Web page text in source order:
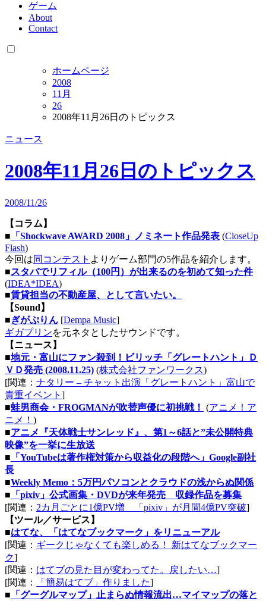
ゲーム
About
Contact
ホームページ
2008
11月
26
2008年11月26日のトピックス
ニュース
2008年11月26日のトピックス
2008/11/26
【コラム】
■ 「Shockwave AWARD 2008」ノミネート作品発表 (CloseUp
Flash)
今回は同コンテスト よりゲーム部門の5作品を紹介します。
■スタバでリフィル（100円）が出来るのを初めて知った件
(IDEA*IDEA)
■賃貸担当の不動産屋、として言いたい。
【Sound】
■ぎがぷりん [Dempa Music]
ギガプリンを元ネタとしたサウンドです。
【ニュース】
■地元・富山にファン殺到！ビリッチ「グレートハント」Ｄ
ＶＤ発売 (2008.11.25) (株式会社ファンワークス)
[関連： ナタリー – チャット出演「グレートハント」富山で
貴重イベント ]
■蛙男商会・FROGMANが吹替声優に初挑戦！ (アニメ！ア
ニメ！ )
■アニメ『天体戦士サンレッド』、第1～6話と”未公開特典
映像”を一挙に生放送
■ 「YouTubeは著作権対策から収益化の段階へ」Google副社
長
■Weekly Memo：5万円パソコンとクラウドの浅からぬ関係
■ 「pixiv」公式画集・DVDが来年発売 収録作品を募集
[関連： 2カ月ごとに1億PV増 「pixiv」が月間4億PV突破]
【ツール／サービス】
■はてな、「はてなブックマーク」をリニューアル
[関連： ギークじゃなくても楽しめる！ 新はてなブックマー
ク]
[関連： はてブの見た目が変わってた。戻したい…]
[関連：
「簡易はてブ」作りました]
■ 「グーグルマップ」止まらぬ情報流出…マイマップの落と